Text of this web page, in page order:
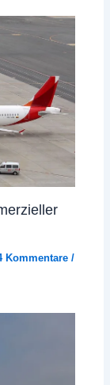
Kommentare /